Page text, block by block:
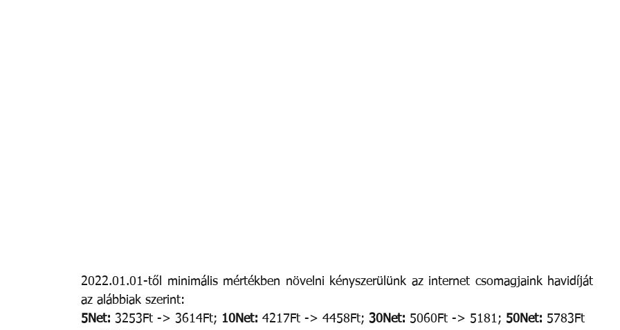
2022.01.01-től minimális mértékben növelni kényszerülünk az internet csomagjaink havidíját
az alábbiak szerint:
5Net: 3253Ft -> 3614Ft; 10Net: 4217Ft -> 4458Ft; 30Net: 5060Ft -> 5181; 50Net: 5783Ft